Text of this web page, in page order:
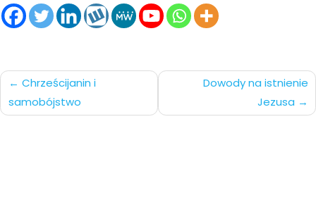
Nawigacja
po
Chrześcijanin i
samobójstwo
Dowody na istnienie
Jezusa